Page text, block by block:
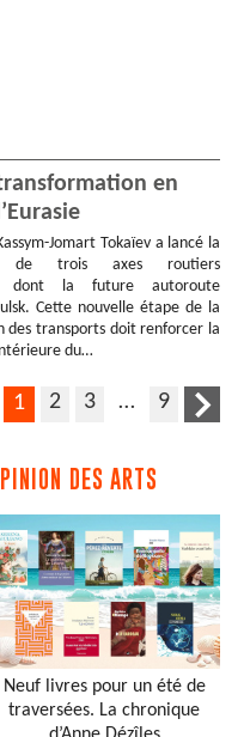
en
Jomart Tokaïev a lancé la
de trois axes routiers
dont la future autoroute
Cette nouvelle étape de la
des transports doit renforcer la
du…
1 2 3 … 9
DES ARTS
Neuf livres pour un été de
traversées. La chronique